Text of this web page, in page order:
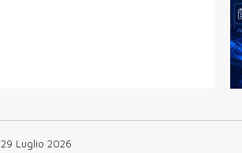
29 Luglio 2026